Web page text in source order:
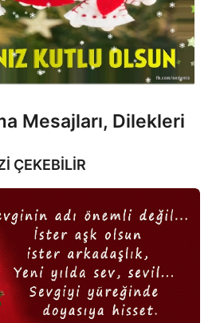
Mesajları, Dilekleri
ÇEKEBİLİR